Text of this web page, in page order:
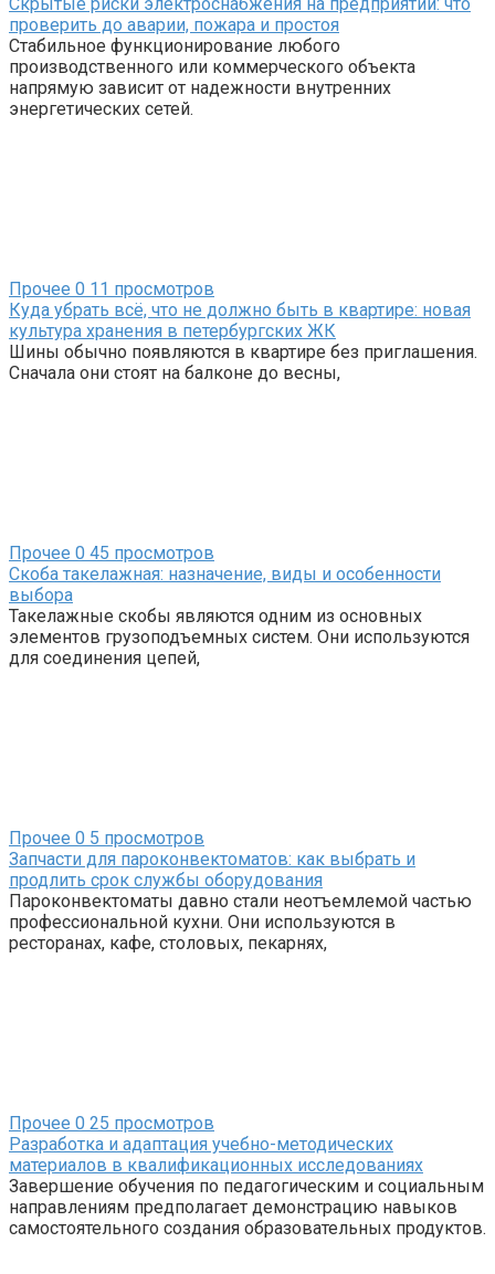
проверить до аварии, пожара и простоя
Стабильное функционирование любого
производственного или коммерческого объекта
напрямую зависит от надежности внутренних
энергетических сетей.
Прочее 0 11 просмотров
Куда убрать всё, что не должно быть в квартире: новая
культура хранения в петербургских ЖК
Шины обычно появляются в квартире без приглашения.
Сначала они стоят на балконе до весны,
Прочее 0 45 просмотров
Скоба такелажная: назначение, виды и особенности
выбора
Такелажные скобы являются одним из основных
элементов грузоподъемных систем. Они используются
для соединения цепей,
Прочее 0 5 просмотров
Запчасти для пароконвектоматов: как выбрать и
продлить срок службы оборудования
Пароконвектоматы давно стали неотъемлемой частью
профессиональной кухни. Они используются в
ресторанах, кафе, столовых, пекарнях,
Прочее 0 25 просмотров
Разработка и адаптация учебно-методических
материалов в квалификационных исследованиях
Завершение обучения по педагогическим и социальным
направлениям предполагает демонстрацию навыков
самостоятельного создания образовательных продуктов.